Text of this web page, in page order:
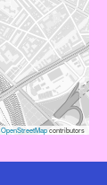
OpenStreetMapcontributors